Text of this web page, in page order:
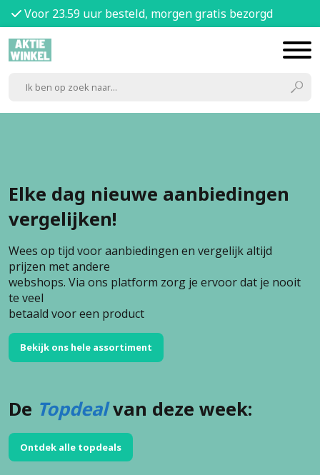
Voor 23.59 uur besteld, morgen gratis bezorgd
Elke dag nieuwe aanbiedingen
vergelijken!
Wees op tijd voor aanbiedingen en vergelijk altijd
prijzen met andere
webshops. Via ons platform zorg je ervoor dat je nooit
te veel
betaald voor een product
Bekijk ons hele assortiment
De Topdealvan deze week:
Ontdek alle topdeals